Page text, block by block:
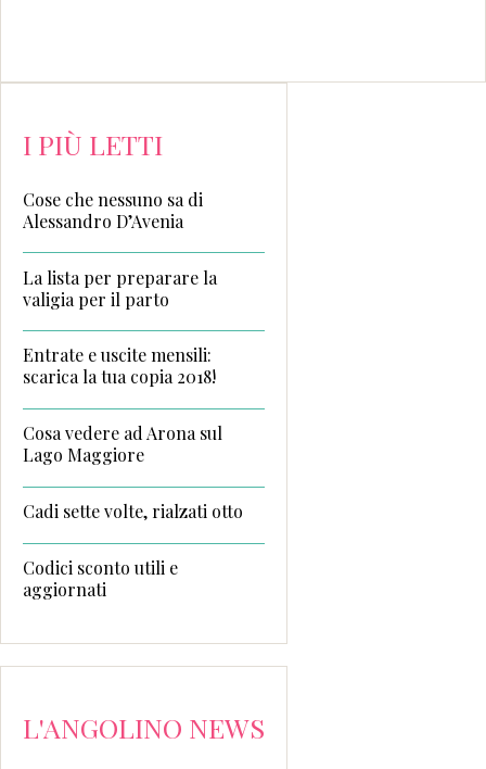
I PIÙ LETTI
Cose che nessuno sa di
Alessandro D’Avenia
La lista per preparare la
valigia per il parto
Entrate e uscite mensili:
scarica la tua copia 2018!
Cosa vedere ad Arona sul
Lago Maggiore
Cadi sette volte, rialzati otto
Codici sconto utili e
aggiornati
L'ANGOLINO NEWS